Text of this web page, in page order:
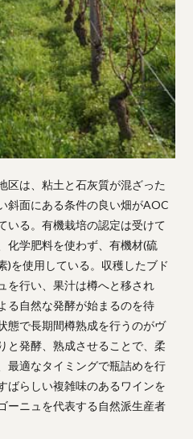
区は、粘土と石灰質が混ざった
斜面にある条件の良い畑がAOC
いる。有機栽培の認定は受けて
化学肥料を使わず、有機材(硫
)を使用している。収穫したブド
を行い、果汁は樽へと移され
る自然な発酵が始まるのを待
態で長期間樽熟成を行うのがヴ
と発酵、熟成させることで、柔
最適なタイミングで瓶詰めを行
ばらしい複雑味のあるワインを
ーニュを代表する自然派生産者